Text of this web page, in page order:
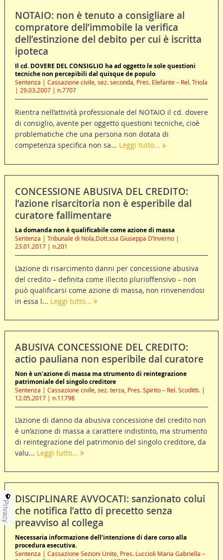
NOTAIO: non è tenuto a consigliare al
compratore dell’immobile la verifica
dell’estinzione del debito per cui è iscritta
ipoteca
Il cd. DOVERE DEL CONSIGLIO ha ad oggetto le sole questioni
tecniche non percepibili dal quisque de populo
Sentenza | Cassazione civile, sez. seconda, Pres. Elefante – Rel. Triola
| 29.03.2007 | n.7707
Rientra nell’attività professionale del NOTAIO il cd. dovere
di consiglio, avente per oggetto questioni tecniche, cioè
problematiche che una persona non dotata di
competenza specifica non sa... Leggi tutto...
CONCESSIONE ABUSIVA DEL CREDITO:
l’azione risarcitoria non è esperibile dal
curatore fallimentare
La domanda non è qualificabile come azione di massa
Sentenza | Tribunale di Nola,Dott.ssa Giuseppa D’Inverno |
23.01.2017 | n.201
L’azione di risarcimento danni per concessione abusiva
del credito – definita come illecito plurioffensivo – non
può qualificarsi come azione di massa, non rinvenendosi
in essa l... Leggi tutto...
ABUSIVA CONCESSIONE DEL CREDITO:
actio pauliana non esperibile dal curatore
Non è un'azione di massa ma strumento di reintegrazione
patrimoniale del singolo creditore
Sentenza | Cassazione civile, sez. terza, Pres. Spirito – Rel. Scoditti. |
12.05.2017 | n.11798
L’azione di danno da abusiva concessione del credito non
è un’azione di massa a carattere indistinto, ma strumento
di reintegrazione del patrimonio del singolo creditore, da
valu... Leggi tutto...
DISCIPLINARE AVVOCATI: sanzionato colui
che notifica l’atto di precetto senza
preavviso al collega
Necessaria informazione dell’intenzione di dare corso alla
procedura esecutiva.
Sentenza | Cassazione Sezioni Unite, Pres. Luccioli Maria Gabriella –
Privacy